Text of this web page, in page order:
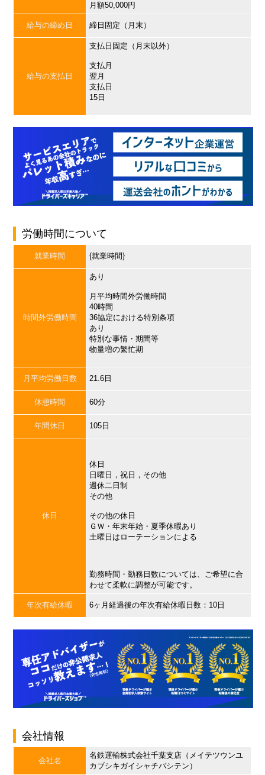
月額50,000円
給与の締め日 締日固定（月末）
給与の支払日
支払日固定（月末以外）
支払月
翌月
支払日
15日
労働時間について
就業時間 {就業時間}
時間外労働時間
あり
月平均時間外労働時間
40時間
36協定における特別条項
あり
特別な事情・期間等
物量増の繁忙期
月平均労働日数 21.6日
休憩時間 60分
年間休日 105日
休日
休日
日曜日，祝日，その他
週休二日制
その他
その他の休日
ＧＷ・年末年始・夏季休暇あり
土曜日はローテーションによる
勤務時間・勤務日数については、ご希望に合
わせて柔軟に調整が可能です。
年次有給休暇 6ヶ月経過後の年次有給休暇日数：10日
会社情報
会社名
名鉄運輸株式会社千葉支店（メイテツウンユ
カブシキガイシャチバシテン）